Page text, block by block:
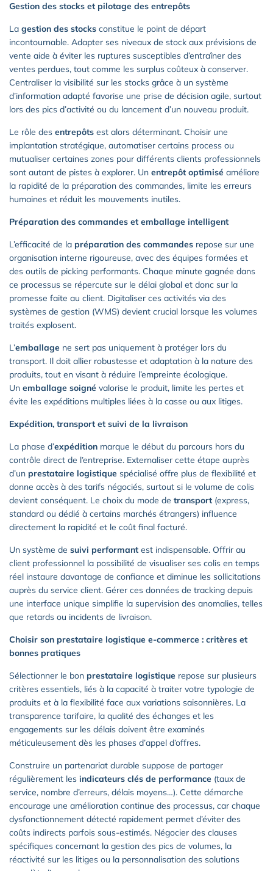
Gestion des stocks et pilotage des entrepôts
La gestion des stocks constitue le point de départ
incontournable. Adapter ses niveaux de stock aux prévisions de
vente aide à éviter les ruptures susceptibles d’entraîner des
ventes perdues, tout comme les surplus coûteux à conserver.
Centraliser la visibilité sur les stocks grâce à un système
d’information adapté favorise une prise de décision agile, surtout
lors des pics d’activité ou du lancement d’un nouveau produit.
Le rôle des entrepôts est alors déterminant. Choisir une
implantation stratégique, automatiser certains process ou
mutualiser certaines zones pour différents clients professionnels
sont autant de pistes à explorer. Un entrepôt optimisé améliore
la rapidité de la préparation des commandes, limite les erreurs
humaines et réduit les mouvements inutiles.
Préparation des commandes et emballage intelligent
L’efficacité de la préparation des commandes repose sur une
organisation interne rigoureuse, avec des équipes formées et
des outils de picking performants. Chaque minute gagnée dans
ce processus se répercute sur le délai global et donc sur la
promesse faite au client. Digitaliser ces activités via des
systèmes de gestion (WMS) devient crucial lorsque les volumes
traités explosent.
L’emballage ne sert pas uniquement à protéger lors du
transport. Il doit allier robustesse et adaptation à la nature des
produits, tout en visant à réduire l’empreinte écologique.
Un emballage soigné valorise le produit, limite les pertes et
évite les expéditions multiples liées à la casse ou aux litiges.
Expédition, transport et suivi de la livraison
La phase d’expédition marque le début du parcours hors du
contrôle direct de l’entreprise. Externaliser cette étape auprès
d’un prestataire logistique spécialisé offre plus de flexibilité et
donne accès à des tarifs négociés, surtout si le volume de colis
devient conséquent. Le choix du mode de transport (express,
standard ou dédié à certains marchés étrangers) influence
directement la rapidité et le coût final facturé.
Un système de suivi performant est indispensable. Offrir au
client professionnel la possibilité de visualiser ses colis en temps
réel instaure davantage de confiance et diminue les sollicitations
auprès du service client. Gérer ces données de tracking depuis
une interface unique simplifie la supervision des anomalies, telles
que retards ou incidents de livraison.
Choisir son prestataire logistique e-commerce : critères et
bonnes pratiques
Sélectionner le bon prestataire logistique repose sur plusieurs
critères essentiels, liés à la capacité à traiter votre typologie de
produits et à la flexibilité face aux variations saisonnières. La
transparence tarifaire, la qualité des échanges et les
engagements sur les délais doivent être examinés
méticuleusement dès les phases d’appel d’offres.
Construire un partenariat durable suppose de partager
régulièrement les indicateurs clés de performance (taux de
service, nombre d’erreurs, délais moyens…). Cette démarche
encourage une amélioration continue des processus, car chaque
dysfonctionnement détecté rapidement permet d’éviter des
coûts indirects parfois sous-estimés. Négocier des clauses
spécifiques concernant la gestion des pics de volumes, la
réactivité sur les litiges ou la personnalisation des solutions